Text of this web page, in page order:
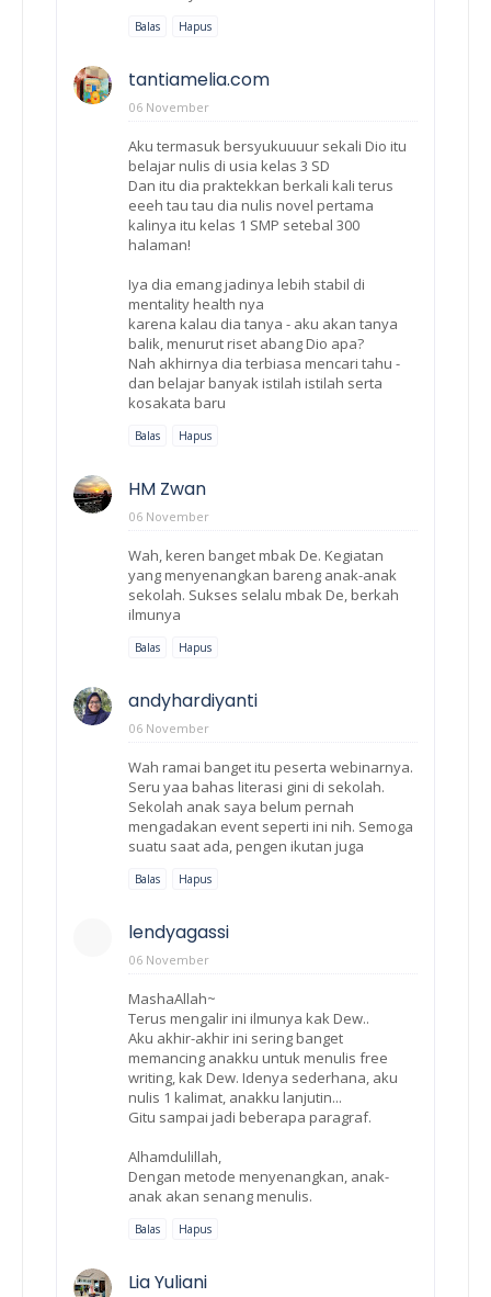
Balas Hapus
tantiamelia.com
06 November
Aku termasuk bersyukuuuur sekali Dio itu
belajar nulis di usia kelas 3 SD
Dan itu dia praktekkan berkali kali terus
eeeh tau tau dia nulis novel pertama
kalinya itu kelas 1 SMP setebal 300
halaman!
Iya dia emang jadinya lebih stabil di
mentality health nya
karena kalau dia tanya - aku akan tanya
balik, menurut riset abang Dio apa?
Nah akhirnya dia terbiasa mencari tahu -
dan belajar banyak istilah istilah serta
kosakata baru
Balas Hapus
HM Zwan
06 November
Wah, keren banget mbak De. Kegiatan
yang menyenangkan bareng anak-anak
sekolah. Sukses selalu mbak De, berkah
ilmunya
Balas Hapus
andyhardiyanti
06 November
Wah ramai banget itu peserta webinarnya.
Seru yaa bahas literasi gini di sekolah.
Sekolah anak saya belum pernah
mengadakan event seperti ini nih. Semoga
suatu saat ada, pengen ikutan juga
Balas Hapus
lendyagassi
06 November
MashaAllah~
Terus mengalir ini ilmunya kak Dew..
Aku akhir-akhir ini sering banget
memancing anakku untuk menulis free
writing, kak Dew. Idenya sederhana, aku
nulis 1 kalimat, anakku lanjutin...
Gitu sampai jadi beberapa paragraf.
Alhamdulillah,
Dengan metode menyenangkan, anak-
anak akan senang menulis.
Balas Hapus
Lia Yuliani